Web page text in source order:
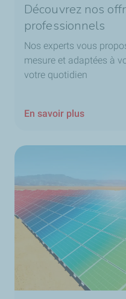
Découvrez nos
professionnels
Nos experts vous
mesure et adaptées à
votre quotidien
En savoir plus